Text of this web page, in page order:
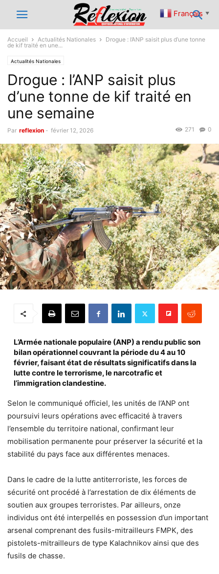
Accueil Actualités Nationales
Drogue : l’ANP saisit plus d’une tonne
de kif traité en une...
Actualités Nationales
Drogue : l’ANP saisit plus
d’une tonne de kif traité en
une semaine
Par reflexion - février 12, 2026 0
271
L’Armée nationale populaire (ANP) a rendu public son
bilan opérationnel couvrant la période du 4 au 10
février, faisant état de résultats significatifs dans la
lutte contre le terrorisme, le narcotrafic et
l’immigration clandestine.
Selon le communiqué officiel, les unités de l’ANP ont
poursuivi leurs opérations avec efficacité à travers
l’ensemble du territoire national, confirmant leur
mobilisation permanente pour préserver la sécurité et la
stabilité du pays face aux différentes menaces.
Dans le cadre de la lutte antiterroriste, les forces de
sécurité ont procédé à l’arrestation de dix éléments de
soutien aux groupes terroristes. Par ailleurs, onze
individus ont été interpellés en possession d’un important
arsenal comprenant des fusils-mitrailleurs FMPK, des
pistolets-mitrailleurs de type Kalachnikov ainsi que des
fusils de chasse.
Français ▼